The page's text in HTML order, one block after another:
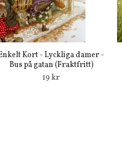
Kort - Lyckliga damer -
Bus på gatan (Fraktfritt)
19 kr